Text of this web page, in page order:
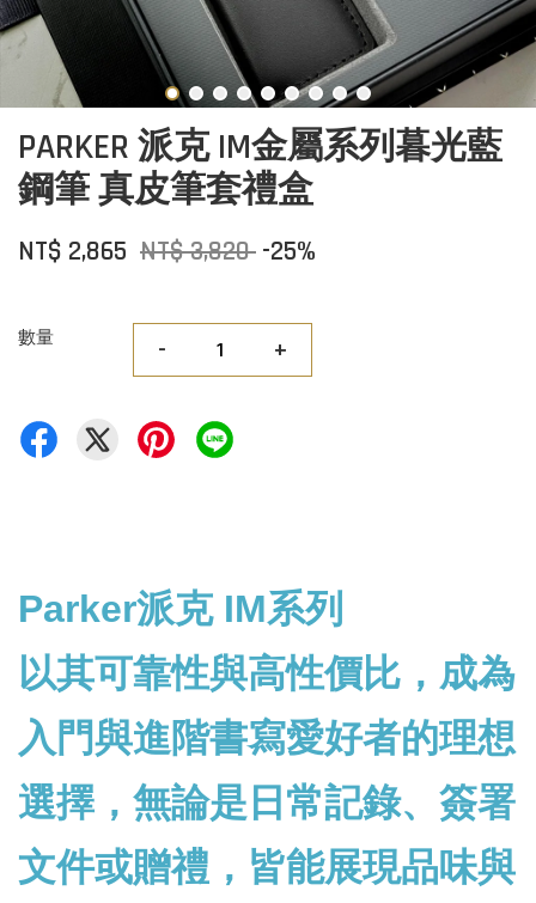
PARKER 派克 IM金屬系列暮光藍
鋼筆 真皮筆套禮盒
NT$ 2,865 NT$ 3,820 -25%
數量 - +
Parker派克 IM系列
以其可靠性與高性價比，成為
入門與進階書寫愛好者的理想
選擇，無論是日常記錄、簽署
文件或贈禮，皆能展現品味與